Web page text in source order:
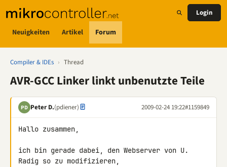
Neuigkeiten Artikel Forum
Login
Compiler & IDEs › Thread
AVR-GCC Linker linkt unbenutzte Teile
PD Peter D.(pdiener) 2009-02-24 19:22#1159849
Hallo zusammen,
ich bin gerade dabei, den Webserver von U.
Radig so zu modifizieren,